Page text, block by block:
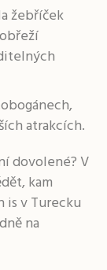
žebříček
atrakcích.
dovolené? V
kam
is v Turecku
na